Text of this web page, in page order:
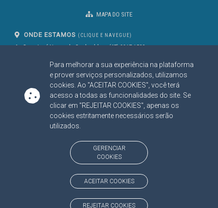
Para melhorar a sua experiência na plataforma
e prover serviços personalizados, utilizamos
cookies. Ao "ACEITAR COOKIES", você terá
acesso a todas as funcionalidades do site. Se
clicar em "REJEITAR COOKIES", apenas os
cookies estritamente necessários serão
utilizados.
GERENCIAR
COOKIES
ACEITAR COOKIES
REJEITAR COOKIES
MAPA DO SITE
ONDE ESTAMOS (CLIQUE E NAVEGUE)
Av. Des. José Nunes da Cunha, bloco
Campo Grande/MS
CEP: 79031-310
(67) 3317-1500
SIGA NOSSAS REDES SOCIAIS
Linked InYoutube
Facebook
X
BAIXE NOSSO APLICATIVO
https://www.tce.ms.gov.br